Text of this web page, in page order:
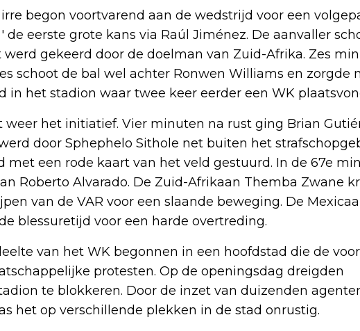
begon voortvarend aan de wedstrijd voor een
eerste grote kans via Raúl Jiménez. De aanvaller
gekeerd door de doelman van Zuid-Afrika. Zes
schoot de bal wel achter Ronwen Williams en zorgde
in het stadion waar twee keer eerder een WK
het initiatief. Vier minuten na rust ging Brian
door Sphephelo Sithole net buiten het
met een rode kaart van het veld gestuurd. In de 67e
Roberto Alvarado. De Zuid-Afrikaan Themba Zwane
van de VAR voor een slaande beweging. De
blessuretijd voor een harde overtreding.
van het WK begonnen in een hoofdstad die de
protesten. Op de openingsdag dreigden
te blokkeren. Door de inzet van duizenden
het op verschillende plekken in de stad onrustig.